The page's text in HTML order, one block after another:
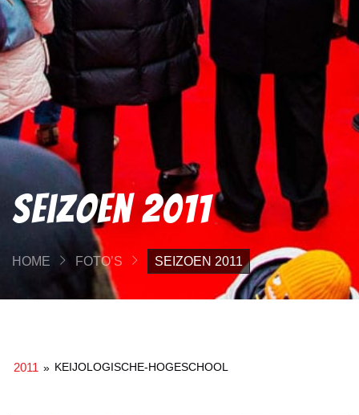
Seizoen 2011
HOME FOTO’S SEIZOEN 2011
2011 » KEIJOLOGISCHE-HOGESCHOOL